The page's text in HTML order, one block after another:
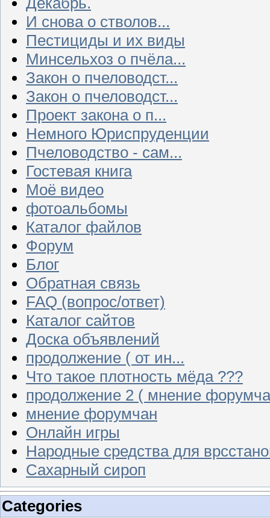
И снова о стволов...
Пестициды и их виды
Минсельхоз о пчёла...
Закон о пчеловодст...
Закон о пчеловодст...
Проект закона о п...
Немного Юриспруденции
Пчеловодство - сам...
Гостевая книга
Моё видео
фотоальбомы
Каталог файлов
Форум
Блог
Обратная связь
FAQ (вопрос/ответ)
Каталог сайтов
Доска объявлений
продолжение ( от ин...
Что такое плотность мёда ???
продолжение 2 ( мнение
мнение форумчан
Онлайн игры
Народные средства для
Сахарный сироп
Categories